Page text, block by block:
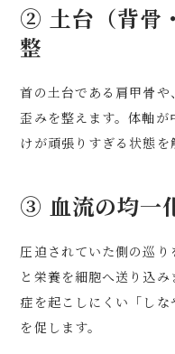
② 土台（背骨
整
首の土台である肩甲骨
歪みを整えます。体軸
けが頑張りすぎる状態を
③ 血流の均一
圧迫されていた側の巡
と栄養を細胞へ送り込
症を起こしにくい「し
を促します。